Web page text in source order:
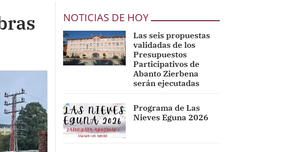
NOTICIAS DE HOY
Las seis propuestas
validadas de los
Presupuestos
Participativos de
Abanto Zierbena
serán ejecutadas
Programa de Las
Nieves Eguna 2026